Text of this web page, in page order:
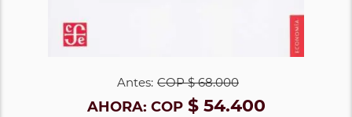
Antes: COP$ 68.000
AHORA: COP$ 54.400